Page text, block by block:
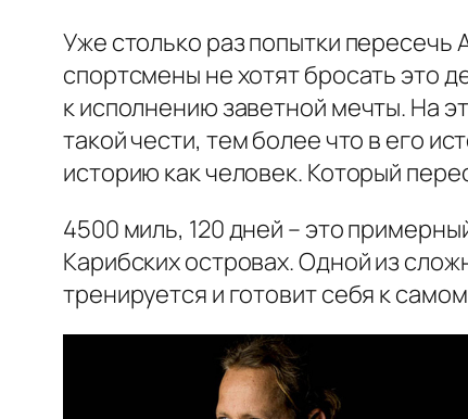
Уже столько раз попытки пересечь
спортсмены не хотят бросать это
к исполнению заветной мечты. На
такой чести, тем более что в его
историю как человек. Который
4500 миль, 120 дней – это
Карибских островах. Одной из
тренируется и готовит себя к